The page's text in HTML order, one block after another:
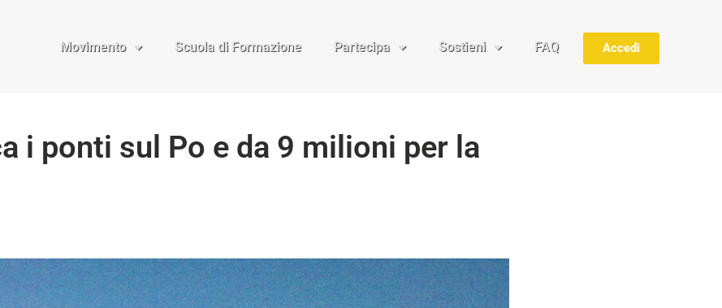
Movimento Scuola di Formazione Partecipa Sostieni FAQ Accedi
i ponti sul Po e da 9 milioni per la